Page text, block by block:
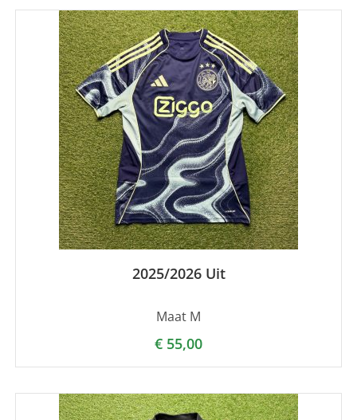
2025/2026 Uit
Maat M
€ 55,00